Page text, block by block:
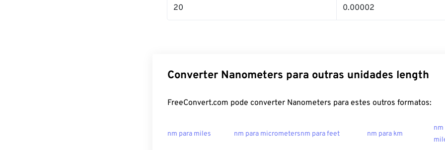
20 0.00002
Converter Nanometers para outras unidades length
FreeConvert.com pode converter Nanometers para estes outros formatos:
nm para miles nm para micrometersnm para feet nm para km